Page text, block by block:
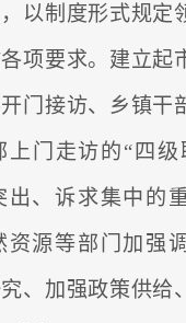
以制度形式规定
项要求。建立起
门接访、乡镇干
上门走访的“四级
出、诉求集中的
资源等部门加强
、加强政策供给